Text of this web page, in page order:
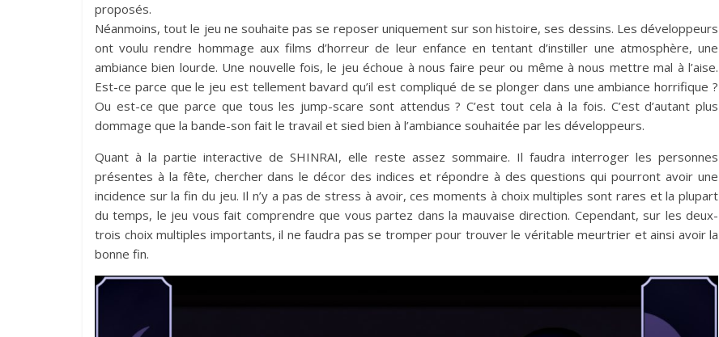
proposés.
Néanmoins, tout le jeu ne souhaite pas se reposer uniquement sur son histoire, ses dessins. Les développeurs
ont voulu rendre hommage aux films d’horreur de leur enfance en tentant d’instiller une atmosphère, une
ambiance bien lourde. Une nouvelle fois, le jeu échoue à nous faire peur ou même à nous mettre mal à l’aise.
Est-ce parce que le jeu est tellement bavard qu’il est compliqué de se plonger dans une ambiance horrifique ?
Ou est-ce que parce que tous les jump-scare sont attendus ? C’est tout cela à la fois. C’est d’autant plus
dommage que la bande-son fait le travail et sied bien à l’ambiance souhaitée par les développeurs.
Quant à la partie interactive de SHINRAI, elle reste assez sommaire. Il faudra interroger les personnes
présentes à la fête, chercher dans le décor des indices et répondre à des questions qui pourront avoir une
incidence sur la fin du jeu. Il n’y a pas de stress à avoir, ces moments à choix multiples sont rares et la plupart
du temps, le jeu vous fait comprendre que vous partez dans la mauvaise direction. Cependant, sur les deux-
trois choix multiples importants, il ne faudra pas se tromper pour trouver le véritable meurtrier et ainsi avoir la
bonne fin.